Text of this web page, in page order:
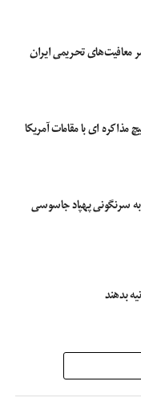
معافیت‌های تحریمی ایران
ای با مقامات آمریکا
سرنگونی پهپاد جاسوسی
بدهند